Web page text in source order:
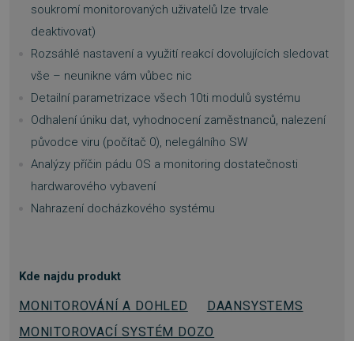
soukromí monitorovaných uživatelů lze trvale
deaktivovat)
Rozsáhlé nastavení a využití reakcí dovolujících sledovat
vše – neunikne vám vůbec nic
Detailní parametrizace všech 10ti modulů systému
Odhalení úniku dat, vyhodnocení zaměstnanců, nalezení
původce viru (počítač 0), nelegálního SW
Analýzy příčin pádu OS a monitoring dostatečnosti
hardwarového vybavení
Nahrazení docházkového systému
Kde najdu produkt
MONITOROVÁNÍ A DOHLED
DAANSYSTEMS
MONITOROVACÍ SYSTÉM DOZO
Nezbytně nutné soubory cookie umožňují
přihlášení uživatele a správa účtu. Webové
stránky nelze bez nezbytně nutných souborů
cookie správně používat.
Doména
_GRECAPTCHA
Google LLC
5 měsíců